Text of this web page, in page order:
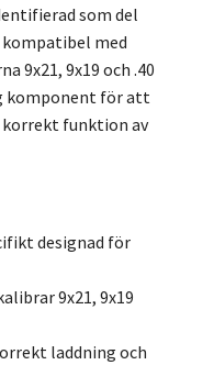
som del
kompatibel med
9x21, 9x19 och .40
komponent för att
funktion av
designad för
9x21, 9x19
laddning och